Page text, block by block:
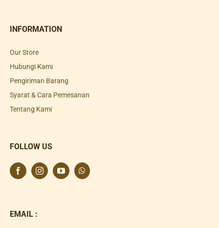
INFORMATION
Our Store
Hubungi Kami
Pengiriman Barang
Syarat & Cara Pemesanan
Tentang Kami
FOLLOW US
EMAIL :